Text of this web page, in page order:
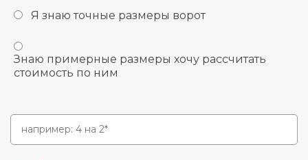
Я знаю точные размеры ворот
Знаю примерные размеры хочу рассчитать
стоимость по ним